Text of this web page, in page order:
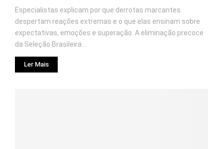
Especialistas explicam por que derrotas marcantes
despertam reações extremas e o que elas ensinam sobre
expectativas, emoções e superação. A eliminação precoce
da Seleção Brasileira...
Ler Mais